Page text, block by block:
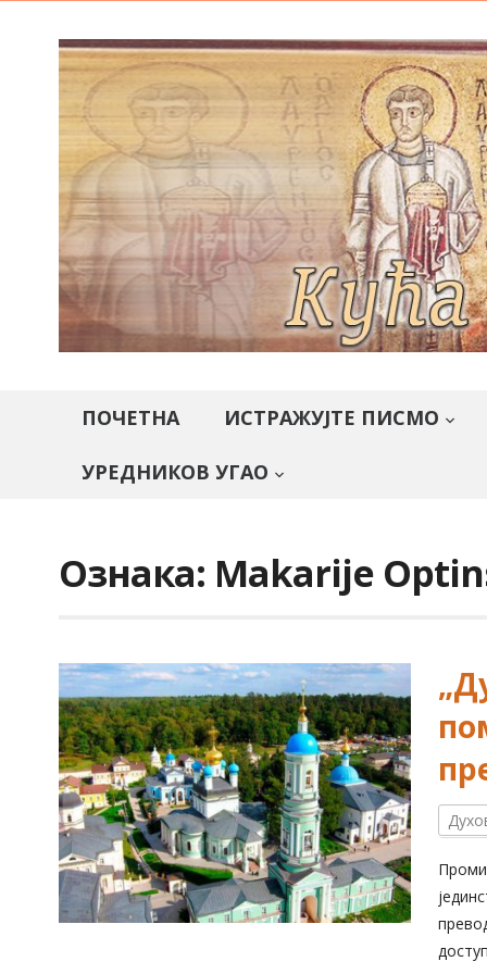
ПОЧЕТНА ИСТРАЖУЈТЕ ПИСМО
УРЕДНИКОВ УГАО
Ознака: Makarije